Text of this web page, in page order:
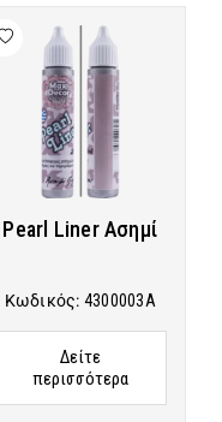
Pearl Liner Ασημί
Κωδικός: 4300003A
Δείτε
περισσότερα